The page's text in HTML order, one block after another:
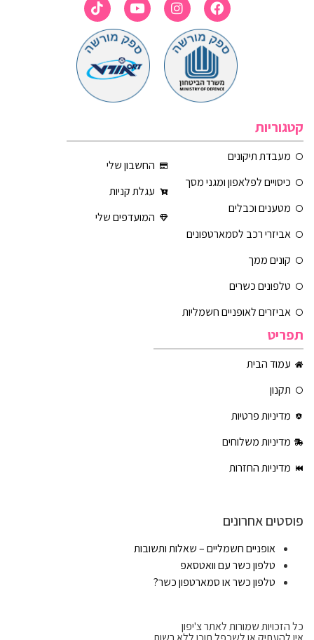
קטגוריות
מעבדת תיקונים
כיסויים לפלאפון ומגני מסך
מטענים וכבלים
אביזרי רכב לסמארטפונים
קונים ממך
טלפונים כשרים
אביזרים לאופניים חשמליות
החשבון שלי
עגלת קניות
המועדפים שלי
תפריט
עמוד הבית
תקנון
מדיניות פרטיות
מדיניות משלוחים
מדיניות החזרות
פוסטים אחרונים
אופניים חשמליים – שאלות ותשובות
טלפון כשר עם וואטסאפ
טלפון כשר או סמארטפון כשר?
כל הזכויות שמורות לאתר צ'יפון